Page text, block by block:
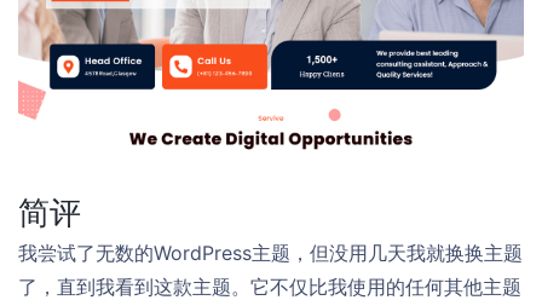
简评
我尝试了无数的WordPress主题，但没用几天我就换换主题
了，直到我看到这款主题。它不仅比我使用的任何其他主题